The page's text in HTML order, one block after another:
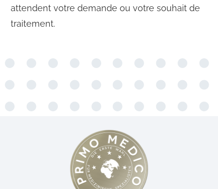
attendent votre demande ou votre souhait de
traitement.